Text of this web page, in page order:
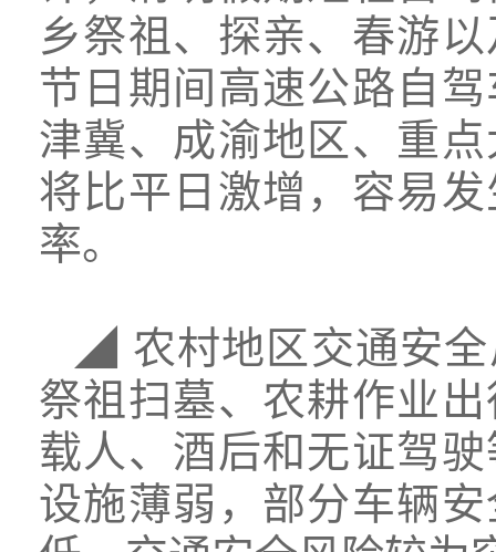
乡祭祖、探亲、春游
节日期间高速公路自
津冀、成渝地区、重
将比平日激增，容易
率。
◢ 农村地区交通安
祭祖扫墓、农耕作业
载人、酒后和无证驾
设施薄弱，部分车辆